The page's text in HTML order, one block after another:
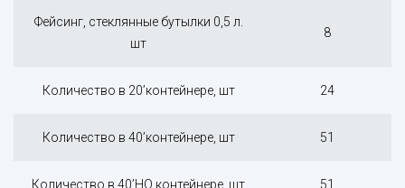
Фейсинг, стеклянные бутылки 0,5 л.
шт
8
Количество в 20’контейнере, шт 24
Количество в 40’контейнере, шт 51
Количество в 40’HQ контейнере, шт 51